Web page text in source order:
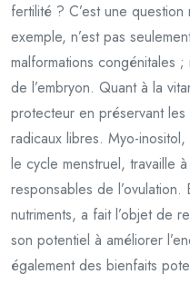
fertilité ? C’est une
exemple, n’est pas
malformations congénitales
de l’embryon. Quant à la
protecteur en préservant les
radicaux libres. Myo-
le cycle menstruel, travaille
responsables de
nutriments, a fait l’objet de
son potentiel à améliorer
également des bienfaits